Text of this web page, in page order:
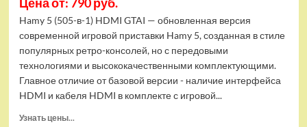
Hamy 5 (505-в-1) HDMI GTAI — обновленная версия
современной игровой приставки Hamy 5, созданная в стиле
популярных ретро-консолей, но с передовыми
технологиями и высококачественными комплектующими.
Главное отличие от базовой версии - наличие интерфейса
HDMI и кабеля HDMI в комплекте с игровой...
Узнать цены...